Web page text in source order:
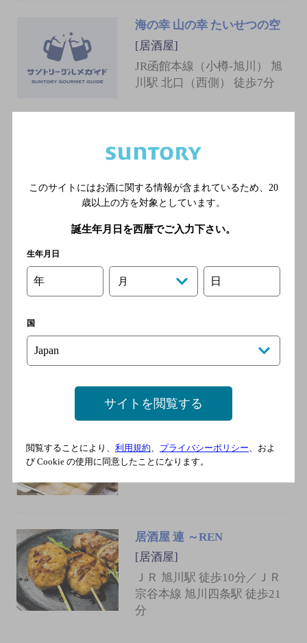
海の幸 山の幸 たいせつの空
[居酒屋]
JR函館本線（小樽-旭川） 旭
川駅 北口（西側） 徒歩7分
[居酒屋]
ＪＲ宗谷本線 旭川駅／ＪＲ
函館本線 旭川駅／ＪＲ石北
線 旭川駅
原価角打ちうえ田
函館本線 旭川駅／ＪＲ石北
本線 旭川駅／ＪＲ富良野
旬の味処 かすべ
[居酒屋]
ＪＲ 旭川駅 徒歩6分
居酒屋 連 ～REN
[居酒屋]
ＪＲ 旭川駅 徒歩10分／ＪＲ
宗谷本線 旭川四条駅 徒歩21
分
このサイトにはお酒に関する情報が含まれているため、 20
歳以上の方を対象としています。
誕生年月日を西暦でご入力下さい。
生年月日
年 月 日
国
サイトを閲覧する
閲覧することにより、 利用規約、 プライバシーポリシー、およ
び Cookie の使用に同意したことになります。